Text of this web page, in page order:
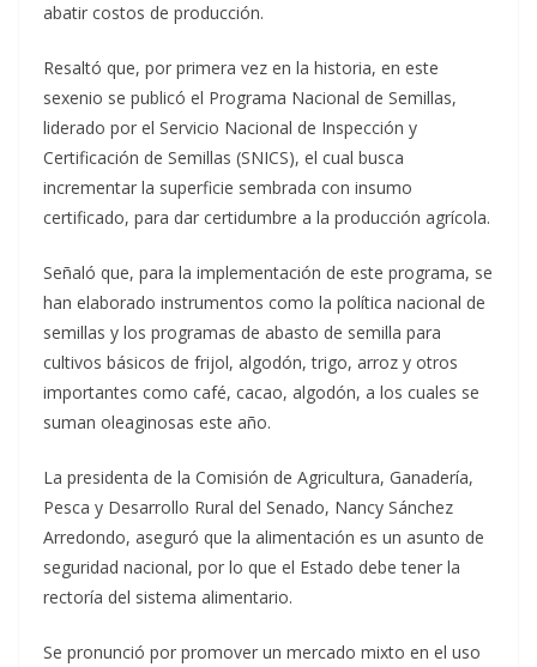
abatir costos de producción.
Resaltó que, por primera vez en la historia, en este
sexenio se publicó el Programa Nacional de Semillas,
liderado por el Servicio Nacional de Inspección y
Certificación de Semillas (SNICS), el cual busca
incrementar la superficie sembrada con insumo
certificado, para dar certidumbre a la producción agrícola.
Señaló que, para la implementación de este programa, se
han elaborado instrumentos como la política nacional de
semillas y los programas de abasto de semilla para
cultivos básicos de frijol, algodón, trigo, arroz y otros
importantes como café, cacao, algodón, a los cuales se
suman oleaginosas este año.
La presidenta de la Comisión de Agricultura, Ganadería,
Pesca y Desarrollo Rural del Senado, Nancy Sánchez
Arredondo, aseguró que la alimentación es un asunto de
seguridad nacional, por lo que el Estado debe tener la
rectoría del sistema alimentario.
Se pronunció por promover un mercado mixto en el uso